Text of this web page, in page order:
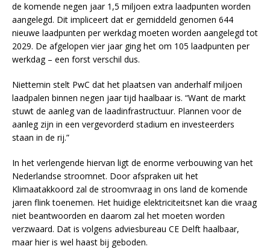
de komende negen jaar 1,5 miljoen extra laadpunten worden
aangelegd. Dit impliceert dat er gemiddeld genomen 644
nieuwe laadpunten per werkdag moeten worden aangelegd tot
2029. De afgelopen vier jaar ging het om 105 laadpunten per
werkdag – een forst verschil dus.
Niettemin stelt PwC dat het plaatsen van anderhalf miljoen
laadpalen binnen negen jaar tijd haalbaar is. “Want de markt
stuwt de aanleg van de laadinfrastructuur. Plannen voor de
aanleg zijn in een vergevorderd stadium en investeerders
staan in de rij.”
In het verlengende hiervan ligt de enorme verbouwing van het
Nederlandse stroomnet. Door afspraken uit het
Klimaatakkoord zal de stroomvraag in ons land de komende
jaren flink toenemen. Het huidige elektriciteitsnet kan die vraag
niet beantwoorden en daarom zal het moeten worden
verzwaard. Dat is volgens adviesbureau CE Delft haalbaar,
maar hier is wel haast bij geboden.